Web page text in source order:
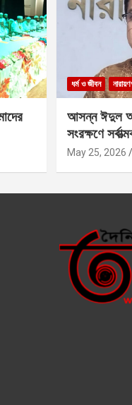
ধর্ম ও জীবন
আসন্ন ঈদুল
সংরক্ষণে
কবির
May 25, 2026